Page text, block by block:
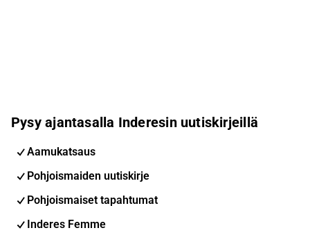
Pysy ajantasalla Inderesin uutiskirjeillä
Aamukatsaus
Pohjoismaiden uutiskirje
Pohjoismaiset tapahtumat
Inderes Femme